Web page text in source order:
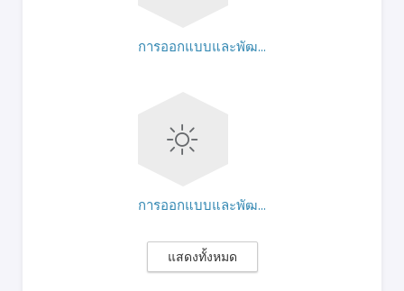
การออกแบบและพัฒ...
การออกแบบและพัฒ...
แสดงทั้งหมด